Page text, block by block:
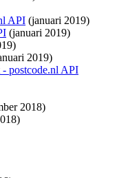
API (januari 2019)
(januari 2019)
2019)
postcode.nl API
2018)